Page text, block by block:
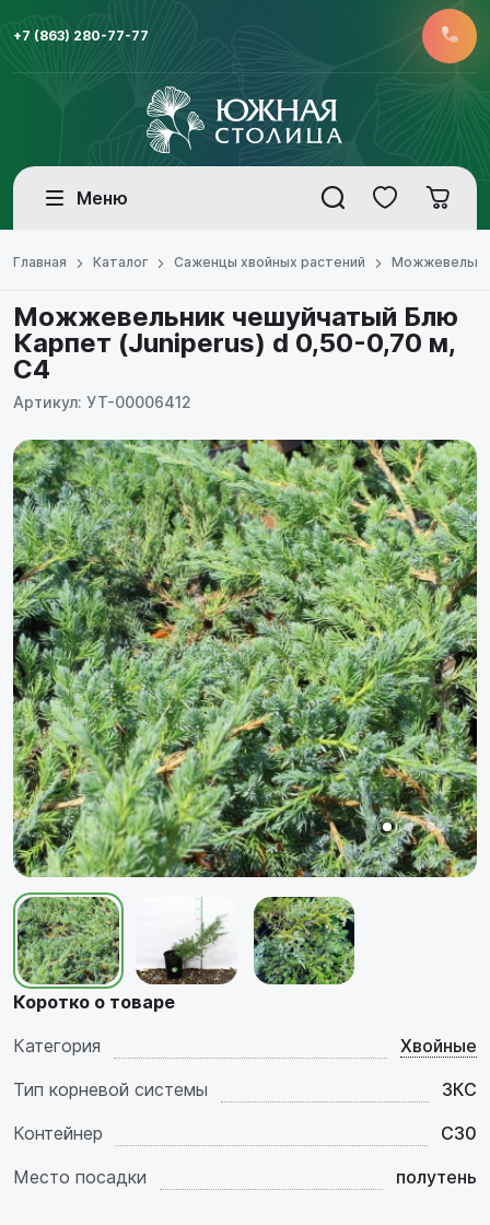
+7 (863) 280-77-77
Меню
Главная Каталог Саженцы хвойных растений
Можжевельник чешуйчатый Блю
Карпет (Juniperus) d 0,50-0,70 м,
С4
Артикул: УТ-00006412
Коротко о товаре
Категория
Хвойные
Тип корневой системы
ЗКС
Контейнер
C30
Место посадки
полутень